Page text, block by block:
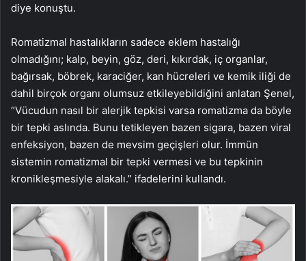
diye konuştu.
Romatizmal hastalıkların sadece eklem hastalığı
olmadığını; kalp, beyin, göz, deri, kıkırdak, iç organlar,
bağırsak, böbrek, karaciğer, kan hücreleri ve kemik iliği de
dahil birçok organı olumsuz etkileyebildiğini anlatan Şenel,
“Vücudun nasıl bir alerjik tepkisi varsa romatizma da böyle
bir tepki aslında. Bunu tetikleyen bazen sigara, bazen viral
enfeksiyon, bazen de mevsim geçişleri olur. İmmün
sistemin romatizmal bir tepki vermesi ve bu tepkinin
kronikleşmesiyle alakalı.” ifadelerini kullandı.